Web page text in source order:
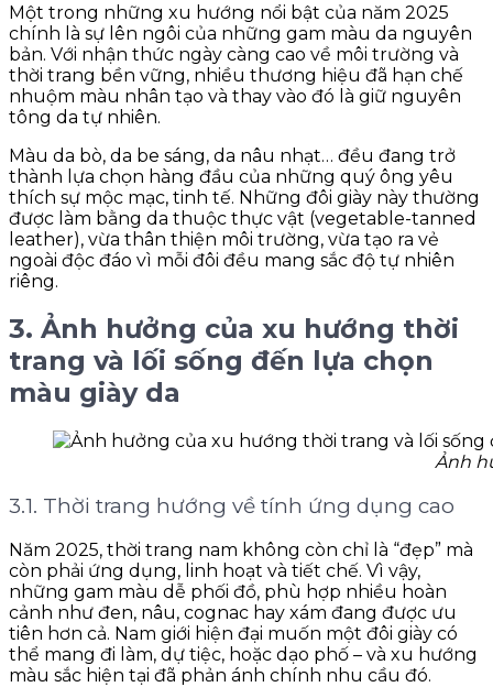
Một trong những xu hướng nổi bật của năm 2025
chính là sự lên ngôi của những gam màu da nguyên
bản. Với nhận thức ngày càng cao về môi trường và
thời trang bền vững, nhiều thương hiệu đã hạn chế
nhuộm màu nhân tạo và thay vào đó là giữ nguyên
tông da tự nhiên.
Màu da bò, da be sáng, da nâu nhạt… đều đang trở
thành lựa chọn hàng đầu của những quý ông yêu
thích sự mộc mạc, tinh tế. Những đôi giày này thường
được làm bằng da thuộc thực vật (vegetable-tanned
leather), vừa thân thiện môi trường, vừa tạo ra vẻ
ngoài độc đáo vì mỗi đôi đều mang sắc độ tự nhiên
riêng.
3. Ảnh hưởng của xu hướng thời
trang và lối sống đến lựa chọn
màu giày da
Ảnh
3.1. Thời trang hướng về tính ứng dụng cao
Năm 2025, thời trang nam không còn chỉ là “đẹp” mà
còn phải ứng dụng, linh hoạt và tiết chế. Vì vậy,
những gam màu dễ phối đồ, phù hợp nhiều hoàn
cảnh như đen, nâu, cognac hay xám đang được ưu
tiên hơn cả. Nam giới hiện đại muốn một đôi giày có
thể mang đi làm, dự tiệc, hoặc dạo phố – và xu hướng
màu sắc hiện tại đã phản ánh chính nhu cầu đó.